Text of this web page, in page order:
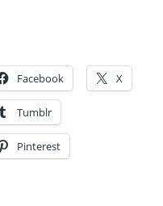
Facebook X
Tumblr
Pinterest